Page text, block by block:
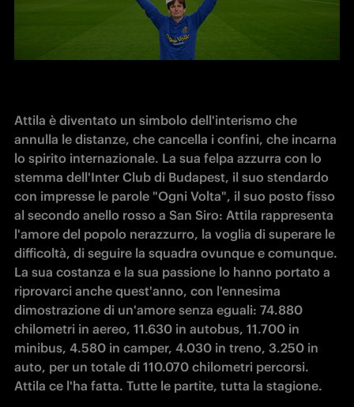
Attila è diventato un simbolo dell'interismo che
annulla le distanze, che cancella i confini, che incarna
lo spirito internazionale. La sua felpa azzurra con lo
stemma dell'Inter Club di Budapest, il suo stendardo
con impresse le parole "Ogni Volta", il suo posto fisso
al secondo anello rosso a San Siro: Attila rappresenta
l'amore del popolo nerazzurro, la voglia di superare le
difficoltà, di seguire la squadra ovunque e comunque.
La sua costanza e la sua passione lo hanno portato a
riprovarci anche quest'anno, con l'ennesima
dimostrazione di un'amore senza eguali: 74.880
chilometri in aereo, 11.630 in autobus, 11.700 in
minibus, 4.580 in camper, 4.030 in treno, 3.250 in
auto, per un totale di 110.070 chilometri percorsi.